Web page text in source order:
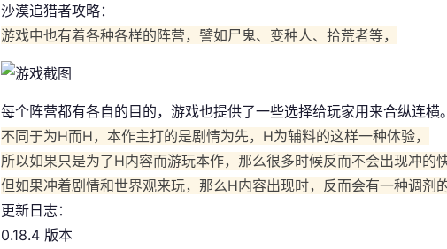
沙漠追猎者攻略：
游戏中也有着各种各样的阵营，譬如尸鬼、变种人、拾荒者等，
每个阵营都有各自的目的，游戏也提供了一些选择给玩家用来合纵连横
不同于为H而H，本作主打的是剧情为先，H为辅料的这样一种体验，
所以如果只是为了H内容而游玩本作，那么很多时候反而不会出现冲的
但如果冲着剧情和世界观来玩，那么H内容出现时，反而会有一种调剂
更新日志：
0.18.4 版本